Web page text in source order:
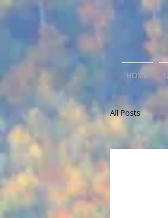
HOME
All Posts